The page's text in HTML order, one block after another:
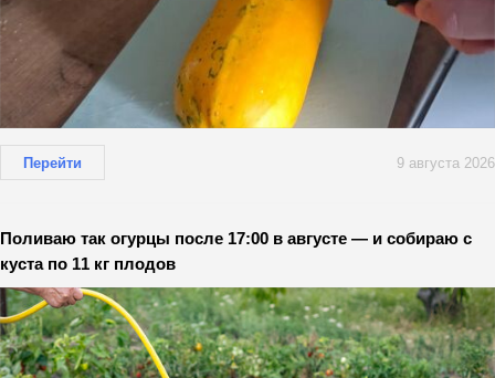
Перейти 9 августа 2026
Поливаю так огурцы после 17:00 в августе — и собираю с
куста по 11 кг плодов